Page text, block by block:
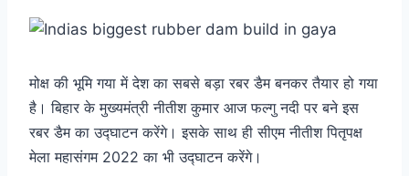
मोक्ष की भूमि गया में देश का सबसे बड़ा रबर डैम बनकर तैयार हो गया
है। बिहार के मुख्यमंत्री नीतीश कुमार आज फल्गु नदी पर बने इस
रबर डैम का उद्घाटन करेंगे। इसके साथ ही सीएम नीतीश पितृपक्ष
मेला महासंगम 2022 का भी उद्घाटन करेंगे।